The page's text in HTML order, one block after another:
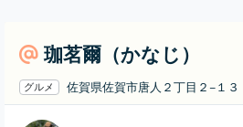
珈茗爾（かなじ）
グルメ 佐賀県佐賀市唐人２丁目２−１３